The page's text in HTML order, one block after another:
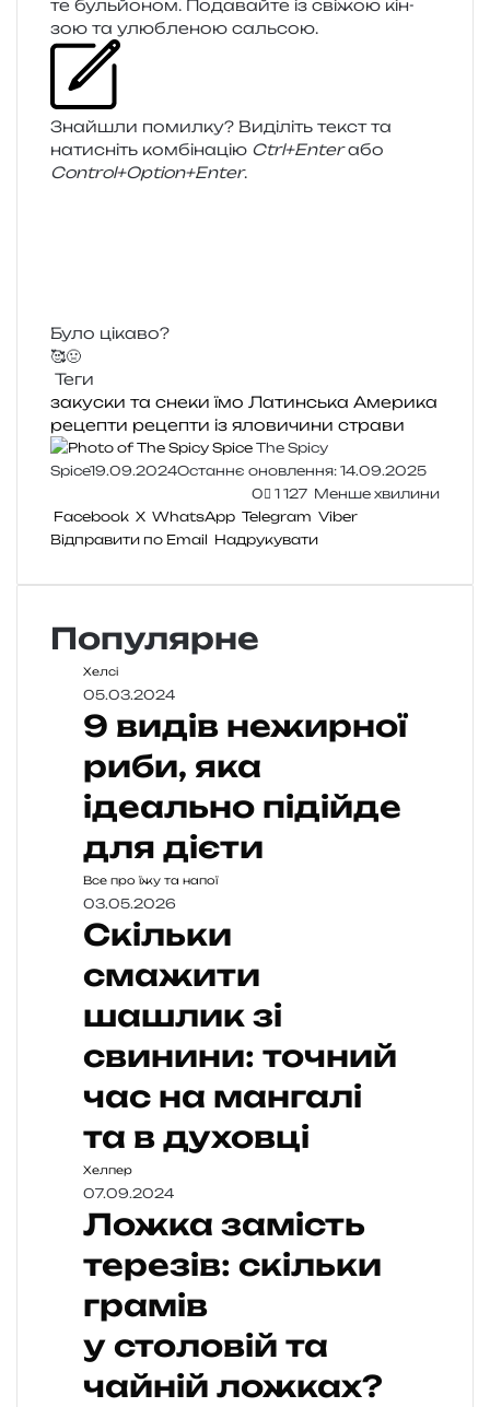
те буль­йо­ном. Подавайте із сві­жою кін­
зою та улю­бле­ною сальсою.
Знайшли помил­ку? Виділіть текст та
нати­сніть ком­бі­на­цію Ctrl+Enterабо
Control+Option+Enter.
Було цікаво?
🥰🤢
Теги
закуски та снеки їмо Латинська Америка
рецепти рецепти із яловичини страви
The Spicy
Spice19.09.2024Останнє оновлення: 14.09.2025
0
1 127 Менше хвилини
Facebook X WhatsApp Telegram Viber
Відправити по Email Надрукувати
Популярне
Хелсі
05.03.2024
9 видів нежирної
риби, яка
ідеально підійде
для дієти
Все про їжу та напої
03.05.2026
Скільки
смажити
шашлик зі
свинини: точний
час на мангалі
та в духовці
Хелпер
07.09.2024
Ложка замість
терезів: скільки
грамів
у столовій та
чайній ложках?